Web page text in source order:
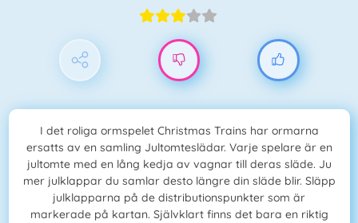
I det roliga ormspelet Christmas Trains har ormarna
ersatts av en samling Jultomteslädar. Varje spelare är en
jultomte med en lång kedja av vagnar till deras släde. Ju
mer julklappar du samlar desto längre din släde blir. Släpp
julklapparna på de distributionspunkter som är
markerade på kartan. Självklart finns det bara en riktig